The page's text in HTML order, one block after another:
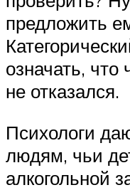
предложить
означать, что
не отказался.
Психологи
людям, чьи
алкогольной